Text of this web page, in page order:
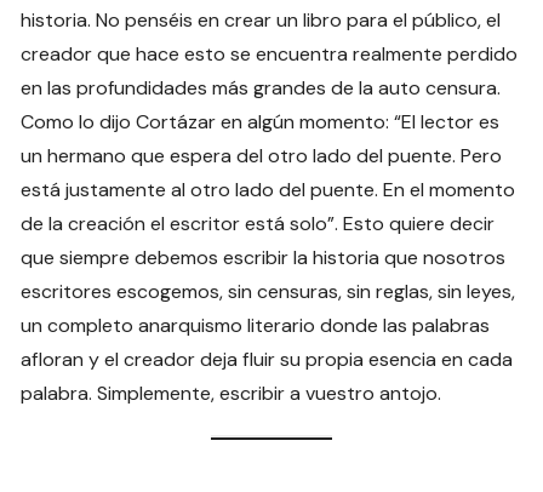
historia. No penséis en crear un libro para el público, el
creador que hace esto se encuentra realmente perdido
en las profundidades más grandes de la auto censura.
Como lo dijo Cortázar en algún momento: “El lector es
un hermano que espera del otro lado del puente. Pero
está justamente al otro lado del puente. En el momento
de la creación el escritor está solo”. Esto quiere decir
que siempre debemos escribir la historia que nosotros
escritores escogemos, sin censuras, sin reglas, sin leyes,
un completo anarquismo literario donde las palabras
afloran y el creador deja fluir su propia esencia en cada
palabra. Simplemente, escribir a vuestro antojo.